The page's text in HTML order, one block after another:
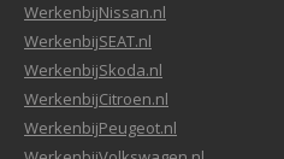
WerkenbijNissan.nl
WerkenbijSEAT.nl
WerkenbijSkoda.nl
WerkenbijCitroen.nl
WerkenbijPeugeot.nl